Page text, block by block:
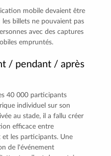
mobile devaient être
billets ne pouvaient pas
avec des captures
empruntés.
/ pendant / après
40 000 participants
individuel sur son
au stade, il a fallu créer
efficace entre
et les participants. Une
de l'événement